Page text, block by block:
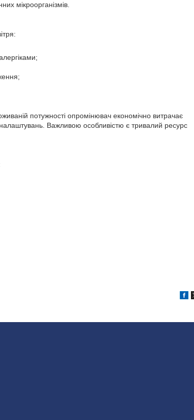
мікроорганізмів.
потужності опромінювач економічно витрачає
Важливою особливістю є тривалий ресурс